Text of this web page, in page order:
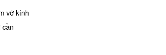
vỡ kính
cần